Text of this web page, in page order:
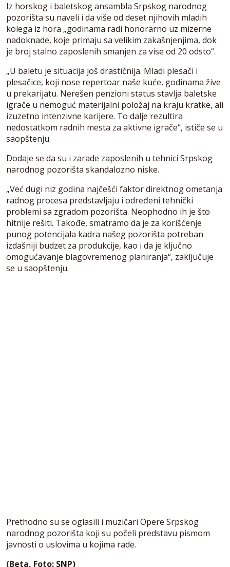
Iz horskog i baletskog ansambla Srpskog narodnog
pozorišta su naveli i da više od deset njihovih mladih
kolega iz hora „godinama radi honorarno uz mizerne
nadoknade, koje primaju sa velikim zakašnjenjima, dok
je broj stalno zaposlenih smanjen za vise od 20 odsto“.
„U baletu je situacija još drastičnija. Mladi plesači i
plesačice, koji nose repertoar naše kuće, godinama žive
u prekarijatu. Nerešen penzioni status stavlja baletske
igrače u nemoguć materijalni položaj na kraju kratke, ali
izuzetno intenzivne karijere. To dalje rezultira
nedostatkom radnih mesta za aktivne igrače“, ističe se u
saopštenju.
Dodaje se da su i zarade zaposlenih u tehnici Srpskog
narodnog pozorišta skandalozno niske.
„Već dugi niz godina najčešći faktor direktnog ometanja
radnog procesa predstavljaju i određeni tehnički
problemi sa zgradom pozorišta. Neophodno ih je što
hitnije rešiti. Takođe, smatramo da je za korišćenje
punog potencijala kadra našeg pozorišta potreban
izdašniji budzet za produkcije, kao i da je ključno
omogućavanje blagovremenog planiranja“, zaključuje
se u saopštenju.
Prethodno su se oglasili i muzičari Opere Srpskog
narodnog pozorišta koji su počeli predstavu pismom
javnosti o uslovima u kojima rade.
(Beta, Foto: SNP)